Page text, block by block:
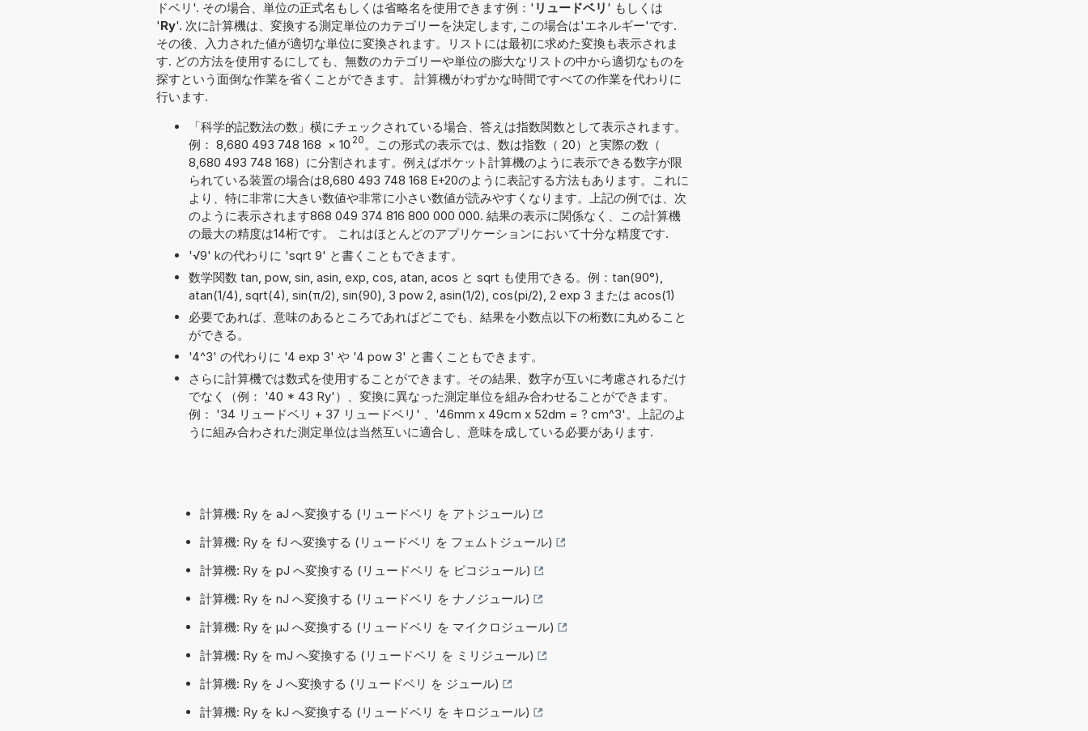
ドベリ'. その場合、単位の正式名もしくは省略名を使用できます例：' リュードベリ ' もしくは
'Ry'. 次に計算機は、変換する測定単位のカテゴリーを決定します, この場合は'エネルギー'です.
その後、入力された値が適切な単位に変換されます。リストには最初に求めた変換も表示されま
す. どの方法を使用するにしても、無数のカテゴリーや単位の膨大なリストの中から適切なものを
探すという面倒な作業を省くことができます。 計算機がわずかな時間ですべての作業を代わりに
行います.
「科学的記数法の数」横にチェックされている場合、答えは指数関数として表示されます。
例： 8,680 493 748 168 × 10 20 。この形式の表示では、数は指数（ 20）と実際の数（
8,680 493 748 168）に分割されます。例えばポケット計算機のように表示できる数字が限
られている装置の場合は8,680 493 748 168 E+20のように表記する方法もあります。これに
より、特に非常に大きい数値や非常に小さい数値が読みやすくなります。上記の例では、次
のように表示されます868 049 374 816 800 000 000. 結果の表示に関係なく、この計算機
の最大の精度は14桁です。 これはほとんどのアプリケーションにおいて十分な精度です.
'√9' kの代わりに 'sqrt 9' と書くこともできます。
数学関数 tan, pow, sin, asin, exp, cos, atan, acos と sqrt も使用できる。例：tan(90°),
atan(1/4), sqrt(4), sin(π/2), sin(90), 3 pow 2, asin(1/2), cos(pi/2), 2 exp 3 または acos(1)
必要であれば、意味のあるところであればどこでも、結果を小数点以下の桁数に丸めること
ができる。
'4^3' の代わりに '4 exp 3' や '4 pow 3' と書くこともできます。
さらに計算機では数式を使用することができます。その結果、数字が互いに考慮されるだけ
でなく（例： '40 * 43 Ry'）、変換に異なった測定単位を組み合わせることができます。
例： '34 リュードベリ + 37 リュードベリ' 、'46mm x 49cm x 52dm = ? cm^3'。上記のよ
うに組み合わされた測定単位は当然互いに適合し、意味を成している必要があります.
計算機: Ry を aJ へ変換する (リュードベリ を アトジュール)
計算機: Ry を fJ へ変換する (リュードベリ を フェムトジュール)
計算機: Ry を pJ へ変換する (リュードベリ を ピコジュール)
計算機: Ry を nJ へ変換する (リュードベリ を ナノジュール)
計算機: Ry を µJ へ変換する (リュードベリ を マイクロジュール)
計算機: Ry を mJ へ変換する (リュードベリ を ミリジュール)
計算機: Ry を J へ変換する (リュードベリ を ジュール)
計算機: Ry を kJ へ変換する (リュードベリ を キロジュール)